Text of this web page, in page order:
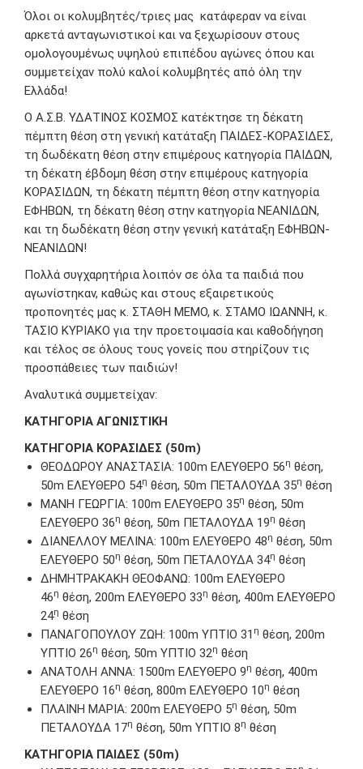
Όλοι οι κολυμβητές/τριες μας κατάφεραν να είναι
αρκετά ανταγωνιστικοί και να ξεχωρίσουν στους
ομολογουμένως υψηλού επιπέδου αγώνες όπου και
συμμετείχαν πολύ καλοί κολυμβητές από όλη την
Ελλάδα!
Ο Α.Σ.Β. ΥΔΑΤΙΝΟΣ ΚΟΣΜΟΣ κατέκτησε τη δέκατη
πέμπτη θέση στη γενική κατάταξη ΠΑΙΔΕΣ-ΚΟΡΑΣΙΔΕΣ,
τη δωδέκατη θέση στην επιμέρους κατηγορία ΠΑΙΔΩΝ,
τη δέκατη έβδομη θέση στην επιμέρους κατηγορία
ΚΟΡΑΣΙΔΩΝ, τη δέκατη πέμπτη θέση στην κατηγορία
ΕΦΗΒΩΝ, τη δέκατη θέση στην κατηγορία ΝΕΑΝΙΔΩΝ,
και τη δωδέκατη θέση στην γενική κατάταξη ΕΦΗΒΩΝ-
ΝΕΑΝΙΔΩΝ!
Πολλά συγχαρητήρια λοιπόν σε όλα τα παιδιά που
αγωνίστηκαν, καθώς και στους εξαιρετικούς
προπονητές μας κ. ΣΤΑΘΗ ΜΕΜΟ, κ. ΣΤΑΜΟ ΙΩΑΝΝΗ, κ.
ΤΑΣΙΟ ΚΥΡΙΑΚΟ για την προετοιμασία και καθοδήγηση
και τέλος σε όλους τους γονείς που στηρίζουν τις
προσπάθειες των παιδιών!
Αναλυτικά συμμετείχαν:
ΚΑΤΗΓΟΡΙΑ ΑΓΩΝΙΣΤΙΚΗ
ΚΑΤΗΓΟΡΙΑ ΚΟΡΑΣΙΔΕΣ (50m)
ΘΕΟΔΩΡΟΥ ΑΝΑΣΤΑΣΙΑ: 100m EΛΕΥΘΕΡΟ 56η θέση,
50m EΛΕΥΘΕΡΟ 54η θέση, 50m ΠΕΤΑΛΟΥΔΑ 35η θέση
ΜΑΝΗ ΓΕΩΡΓΙΑ: 100m EΛΕΥΘΕΡΟ 35η θέση, 50m
EΛΕΥΘΕΡΟ 36η θέση, 50m ΠΕΤΑΛΟΥΔΑ 19η θέση
ΔΙΑΝΕΛΛΟΥ ΜΕΛΙΝΑ: 100m EΛΕΥΘΕΡΟ 48η θέση, 50m
EΛΕΥΘΕΡΟ 50η θέση, 50m ΠΕΤΑΛΟΥΔΑ 34η θέση
ΔΗΜΗΤΡΑΚΑΚΗ ΘΕΟΦΑΝΩ: 100m EΛΕΥΘΕΡΟ
46η θέση, 200m EΛΕΥΘΕΡΟ 33η θέση, 400m EΛΕΥΘΕΡΟ
24η θέση
ΠΑΝΑΓΟΠΟΥΛΟΥ ΖΩΗ: 100m ΥΠΤΙΟ 31 η θέση, 200m
ΥΠΤΙΟ 26η θέση, 50m ΥΠΤΙΟ 32η θέση
ΑΝΑΤΟΛΗ ΑΝΝΑ: 1500m EΛΕΥΘΕΡΟ 9η θέση, 400m
EΛΕΥΘΕΡΟ 16η θέση, 800m EΛΕΥΘΕΡΟ 10η θέση
ΠΛΑΙΝΗ ΜΑΡΙΑ: 200m EΛΕΥΘΕΡΟ 5η θέση, 50m
ΠΕΤΑΛΟΥΔΑ 17η θέση, 50m ΥΠΤΙΟ 8η θέση
ΚΑΤΗΓΟΡΙΑ ΠΑΙΔΕΣ (50m)